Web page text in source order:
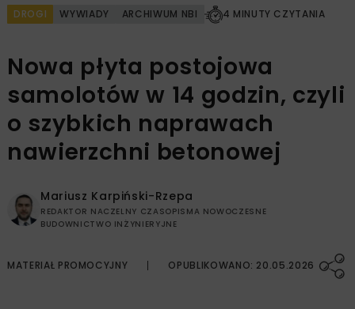
DROGI WYWIADY ARCHIWUM NBI 4 MINUTY CZYTANIA
Nowa płyta postojowa
samolotów w 14 godzin, czyli
o szybkich naprawach
nawierzchni betonowej
Mariusz Karpiński-Rzepa
REDAKTOR NACZELNY CZASOPISMA NOWOCZESNE
BUDOWNICTWO INŻYNIERYJNE
MATERIAŁ PROMOCYJNY OPUBLIKOWANO: 20.05.2026